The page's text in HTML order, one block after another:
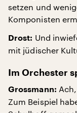
setzen und
Komponisten
Drost: Und
mit jüdischer
Im Orchester
Grossmann:
Zum Beispiel